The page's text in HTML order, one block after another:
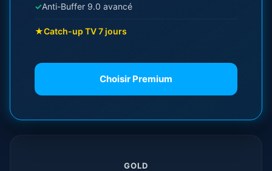
✓Anti-Buffer 9.0 avancé
★Catch-up TV 7 jours
Choisir Premium
GOLD